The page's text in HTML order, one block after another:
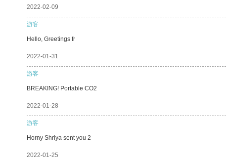
2022-02-09
游客
Hello, Greetings fr
2022-01-31
游客
BREAKING! Portable CO2
2022-01-28
游客
Horny Shriya sent you 2
2022-01-25